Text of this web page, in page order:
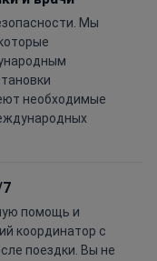
Мы
необходимые
помощь и
координатор с
поездки. Вы не